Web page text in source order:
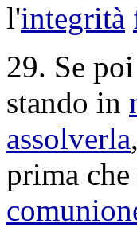
l'integrità
29. Se
stando in
assolverla
prima che